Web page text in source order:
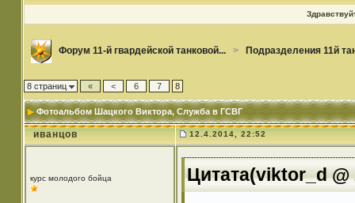
Форум 11-й гвардейской танковой... > Подразделения 11й
8 страниц « < 6 7 8
Фотоальбом Шацкого Виктора, Служба в ГСВГ
иванцов 12.4.2014, 22:52
курс молодого бойца Цитата(viktor_d